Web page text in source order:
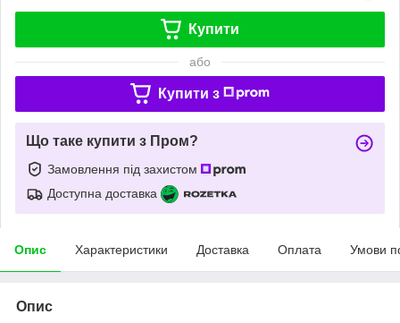
Купити
або
Купити з
Що таке купити з Пром?
Замовлення під захистом
Доступна доставка
Опис Характеристики Доставка Оплата Умови
Опис